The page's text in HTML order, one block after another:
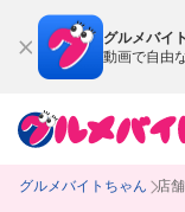
グルメバイ
動画で自由
グルメバイトちゃん 店